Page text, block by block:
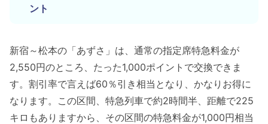
ント
新宿～松本の「あずさ」は、通常の指定席特急料金が
2,550円のところ、たった1,000ポイントで交換できま
す。割引率で言えば60％引き相当となり、かなりお得に
なります。この区間、特急列車で約2時間半、距離で225
キロもありますから、その区間の特急料金が1,000円相当